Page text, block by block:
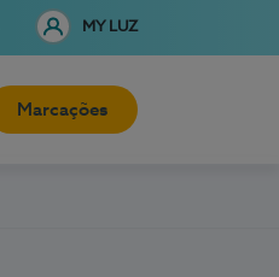
MY LUZ
Marcações